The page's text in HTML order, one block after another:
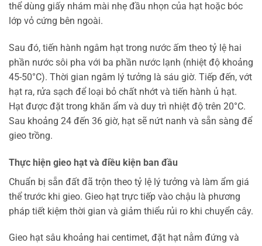
thể dùng giấy nhám mài nhẹ đầu nhọn của hạt hoặc bóc
lớp vỏ cứng bên ngoài.
Sau đó, tiến hành ngâm hạt trong nước ấm theo tỷ lệ hai
phần nước sôi pha với ba phần nước lạnh (nhiệt độ khoảng
45-50°C). Thời gian ngâm lý tưởng là sáu giờ. Tiếp đến, vớt
hạt ra, rửa sạch để loại bỏ chất nhớt và tiến hành ủ hạt.
Hạt được đặt trong khăn ẩm và duy trì nhiệt độ trên 20°C.
Sau khoảng 24 đến 36 giờ, hạt sẽ nứt nanh và sẵn sàng để
gieo trồng.
Thực hiện gieo hạt và điều kiện ban đầu
Chuẩn bị sẵn đất đã trộn theo tỷ lệ lý tưởng và làm ẩm giá
thể trước khi gieo. Gieo hạt trực tiếp vào chậu là phương
pháp tiết kiệm thời gian và giảm thiểu rủi ro khi chuyển cây.
Gieo hạt sâu khoảng hai centimet, đặt hạt nằm đứng và